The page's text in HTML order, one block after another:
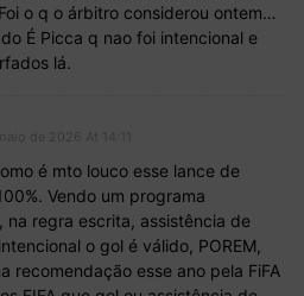
o q o árbitro considerou ontem…
É Picca q nao foi intencional e
lá.
é mto louco esse lance de
Vendo um programa
na regra escrita, assistência de
o gol é válido, POREM,
recomendação esse ano pela FiFA